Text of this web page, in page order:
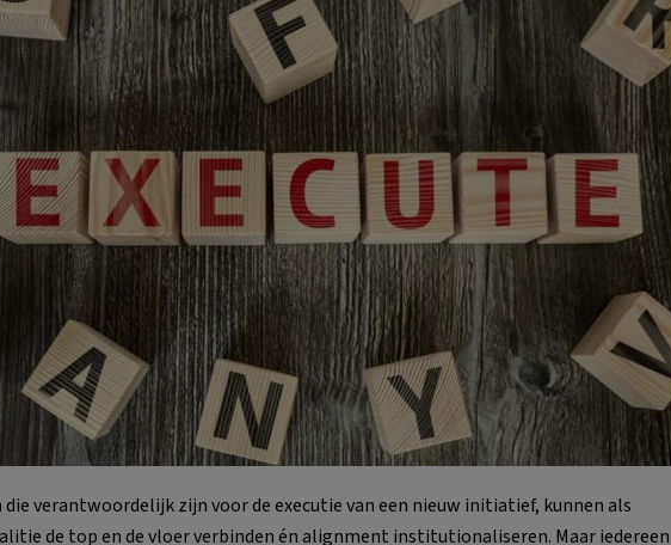
die verantwoordelijk zijn voor de executie van een nieuw initiatief, kunnen als
de top en de vloer verbinden én alignment institutionaliseren. Maar iedereen